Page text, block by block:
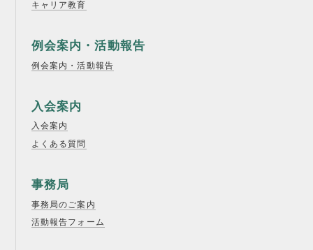
キャリア教育
例会案内・活動報告
例会案内・活動報告
入会案内
入会案内
よくある質問
事務局
事務局のご案内
活動報告フォーム